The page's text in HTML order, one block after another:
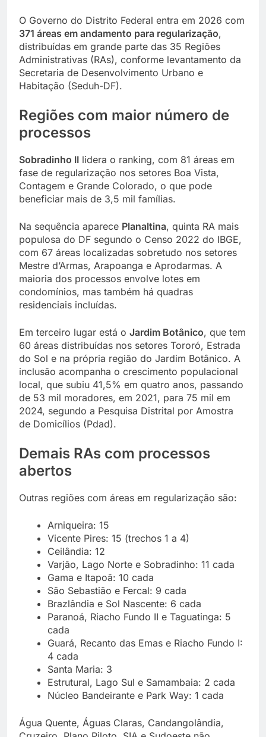
O Governo do Distrito Federal entra em 2026 com
371 áreas em andamento para regularização,
distribuídas em grande parte das 35 Regiões
Administrativas (RAs), conforme levantamento da
Secretaria de Desenvolvimento Urbano e
Habitação (Seduh-DF).
Regiões com maior número de
processos
Sobradinho II lidera o ranking, com 81 áreas em
fase de regularização nos setores Boa Vista,
Contagem e Grande Colorado, o que pode
beneficiar mais de 3,5 mil famílias.
Na sequência aparece Planaltina, quinta RA mais
populosa do DF segundo o Censo 2022 do IBGE,
com 67 áreas localizadas sobretudo nos setores
Mestre d’Armas, Arapoanga e Aprodarmas. A
maioria dos processos envolve lotes em
condomínios, mas também há quadras
residenciais incluídas.
Em terceiro lugar está o Jardim Botânico, que tem
60 áreas distribuídas nos setores Tororó, Estrada
do Sol e na própria região do Jardim Botânico. A
inclusão acompanha o crescimento populacional
local, que subiu 41,5% em quatro anos, passando
de 53 mil moradores, em 2021, para 75 mil em
2024, segundo a Pesquisa Distrital por Amostra
de Domicílios (Pdad).
Demais RAs com processos
abertos
Outras regiões com áreas em regularização são:
Arniqueira: 15
Vicente Pires: 15 (trechos 1 a 4)
Ceilândia: 12
Varjão, Lago Norte e Sobradinho: 11 cada
Gama e Itapoã: 10 cada
São Sebastião e Fercal: 9 cada
Brazlândia e Sol Nascente: 6 cada
Paranoá, Riacho Fundo II e Taguatinga: 5
cada
Guará, Recanto das Emas e Riacho Fundo I:
4 cada
Santa Maria: 3
Estrutural, Lago Sul e Samambaia: 2 cada
Núcleo Bandeirante e Park Way: 1 cada
Água Quente, Águas Claras, Candangolândia,